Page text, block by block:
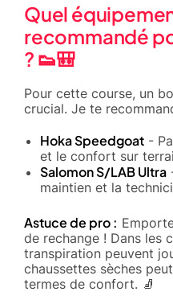
Quel
recommandé
? 👟🎒
Pour cette course, un
crucial. Je te
Hoka Speedgoat -
et le confort sur
Salomon S/LAB Ultra
maintien et la
Astuce de pro :
de rechange ! Dans les
transpiration peuvent
chaussettes sèches
termes de confort. 🧦